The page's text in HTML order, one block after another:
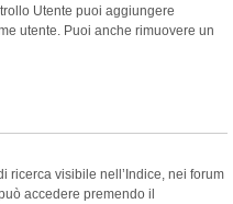
Utente puoi aggiungere
utente. Puoi anche rimuovere un
ricerca visibile nell’Indice, nei forum
accedere premendo il